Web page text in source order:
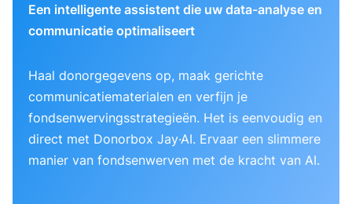
Een intelligente assistent die uw data-analyse en
communicatie optimaliseert
Haal donorgegevens op, maak gerichte
communicatiematerialen en verfijn je
fondsenwervingsstrategieën. Het is eenvoudig en
direct met Donorbox Jay·AI. Ervaar een slimmere
manier van fondsenwerven met de kracht van AI.